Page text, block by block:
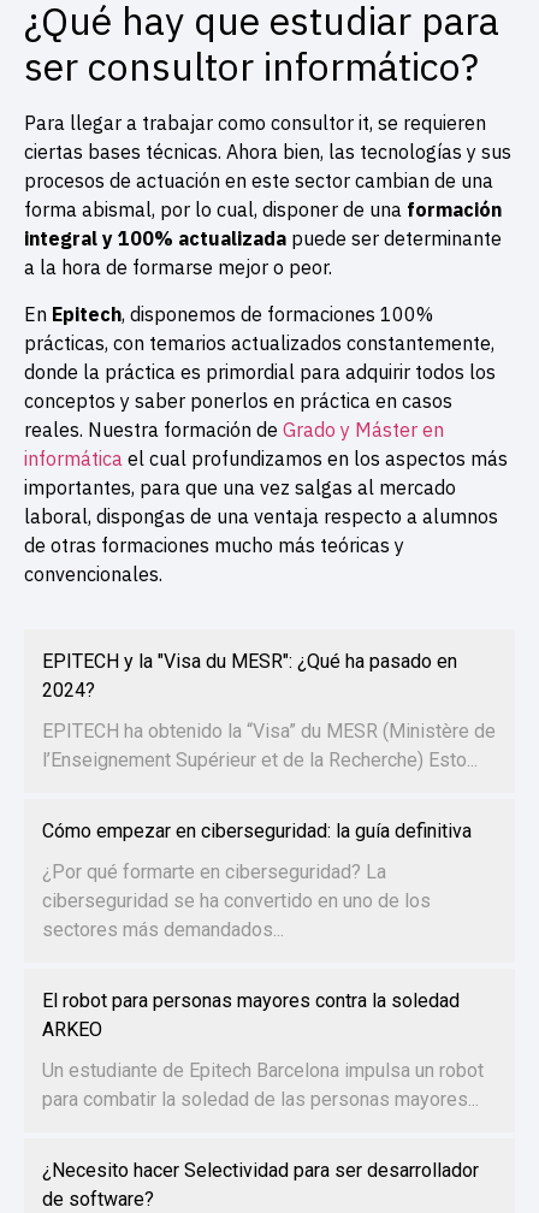
¿Qué hay que estudiar para
ser consultor informático?
Para llegar a trabajar como consultor it, se requieren
ciertas bases técnicas. Ahora bien, las tecnologías y sus
procesos de actuación en este sector cambian de una
forma abismal, por lo cual, disponer de una formación
integral y 100% actualizada puede ser determinante
a la hora de formarse mejor o peor.
En Epitech, disponemos de formaciones 100%
prácticas, con temarios actualizados constantemente,
donde la práctica es primordial para adquirir todos los
conceptos y saber ponerlos en práctica en casos
reales. Nuestra formación de Grado y Máster en
informática el cual profundizamos en los aspectos más
importantes, para que una vez salgas al mercado
laboral, dispongas de una ventaja respecto a alumnos
de otras formaciones mucho más teóricas y
convencionales.
EPITECH y la "Visa du MESR": ¿Qué ha pasado en
2024?
EPITECH ha obtenido la “Visa” du MESR (Ministère de
l’Enseignement Supérieur et de la Recherche) Esto...
Cómo empezar en ciberseguridad: la guía definitiva
¿Por qué formarte en ciberseguridad? La
ciberseguridad se ha convertido en uno de los
sectores más demandados...
El robot para personas mayores contra la soledad
ARKEO
Un estudiante de Epitech Barcelona impulsa un robot
para combatir la soledad de las personas mayores...
¿Necesito hacer Selectividad para ser desarrollador
de software?